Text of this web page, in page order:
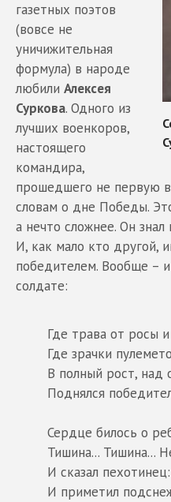
газетных поэтов
(вовсе не
уничижительная
формула) в народе
любили Алексея
Суркова. Одного из
лучших военкоров,
настоящего
командира,
прошедшего не первую
словам о дне Победы.
а нечто сложнее. Он
И, как мало кто другой,
победителем. Вообще –
солдате:
Где трава от росы
Где зрачки
В полный рост, над
Поднялся
Сердце билось о
Тишина... Тишина...
И сказал
И приметил